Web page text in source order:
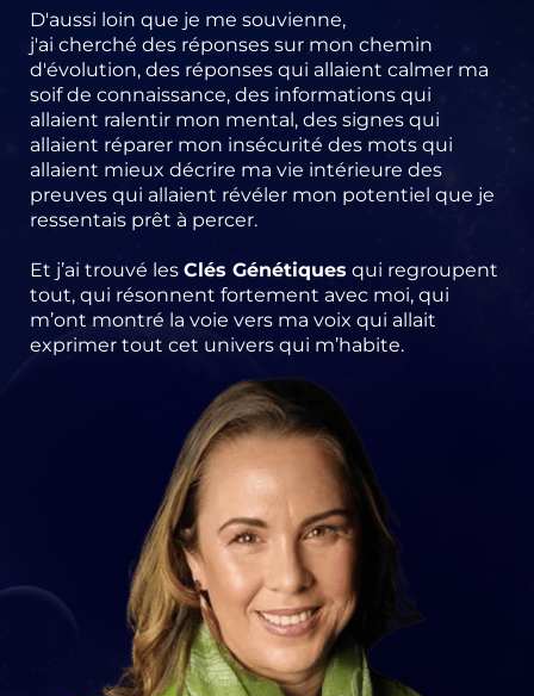
D'aussi loin que je me souvienne,
j'ai cherché des réponses sur mon chemin
d'évolution, des réponses qui allaient calmer ma
soif de connaissance, des informations qui
allaient ralentir mon mental, des signes qui
allaient réparer mon insécurité des mots qui
allaient mieux décrire ma vie intérieure des
preuves qui allaient révéler mon potentiel que je
ressentais prêt à percer.
Et j’ai trouvé les Clés Génétiques qui regroupent
tout, qui résonnent fortement avec moi, qui
m’ont montré la voie vers ma voix qui allait
exprimer tout cet univers qui m’habite.